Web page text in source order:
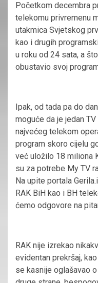
Početkom decembra
telekomu privremenu
utakmica Svjetskog
kao i drugih
u roku od 24 sata, a
obustavio svoj
Ipak, od tada pa do
moguće da je jedan
najvećeg telekom
program skoro cijelu
već uložilo 18 miliona
su za potrebe My TV
Na upite portala
RAK BiH kao i BH
ćemo odgovore na
RAK nije izrekao
evidentan prekršaj,
se kasnije oglašavao